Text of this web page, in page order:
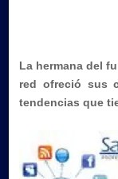
La hermana del
red ofreció sus
tendencias que